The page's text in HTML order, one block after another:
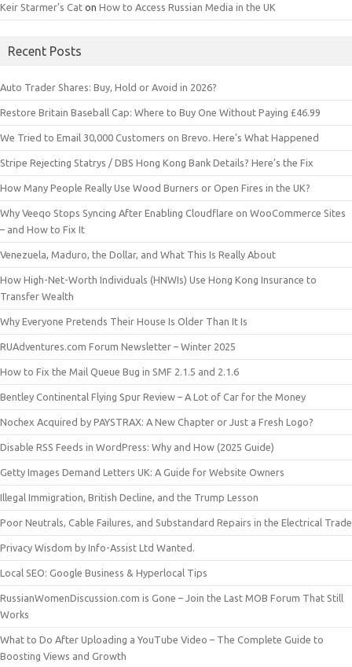
Keir Starmer’s Cat on How to Access Russian Media in the UK
Recent Posts
Auto Trader Shares: Buy, Hold or Avoid in 2026?
Restore Britain Baseball Cap: Where to Buy One Without Paying £46.99
We Tried to Email 30,000 Customers on Brevo. Here’s What Happened
Stripe Rejecting Statrys / DBS Hong Kong Bank Details? Here’s the Fix
How Many People Really Use Wood Burners or Open Fires in the UK?
Why Veeqo Stops Syncing After Enabling Cloudflare on WooCommerce Sites
– and How to Fix It
Venezuela, Maduro, the Dollar, and What This Is Really About
How High-Net-Worth Individuals (HNWIs) Use Hong Kong Insurance to
Transfer Wealth
Why Everyone Pretends Their House Is Older Than It Is
RUAdventures.com Forum Newsletter – Winter 2025
How to Fix the Mail Queue Bug in SMF 2.1.5 and 2.1.6
Bentley Continental Flying Spur Review – A Lot of Car for the Money
Nochex Acquired by PAYSTRAX: A New Chapter or Just a Fresh Logo?
Disable RSS Feeds in WordPress: Why and How (2025 Guide)
Getty Images Demand Letters UK: A Guide for Website Owners
Illegal Immigration, British Decline, and the Trump Lesson
Poor Neutrals, Cable Failures, and Substandard Repairs in the Electrical Trade
Privacy Wisdom by Info-Assist Ltd Wanted.
Local SEO: Google Business & Hyperlocal Tips
RussianWomenDiscussion.com is Gone – Join the Last MOB Forum That Still
Works
What to Do After Uploading a YouTube Video – The Complete Guide to
Boosting Views and Growth